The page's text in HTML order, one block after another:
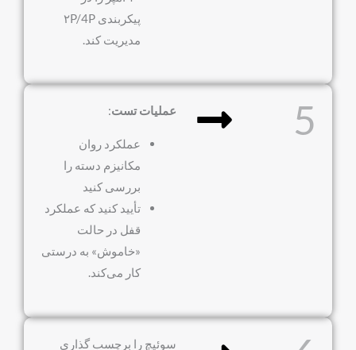
پیکربندی ۲P/4P
مدیریت کند.
5 عملیات تست:
عملکرد روان
مکانیزم دسته را
بررسی کنید
تأیید کنید که عملکرد
قفل در حالت
«خاموش» به درستی
کار می‌کند.
سوئیچ را برچسب گذاری